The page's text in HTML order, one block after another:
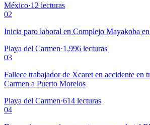
México·12 lecturas
02
Inicia paro laboral en Complejo Mayakoba
Playa del Carmen·1,996 lecturas
03
Fallece trabajador de Xcaret en accidente en
Carmen a Puerto Morelos
Playa del Carmen·614 lecturas
04